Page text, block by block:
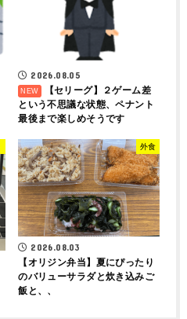
2026.08.05
【セリーグ】２ゲーム差
という不思議な状態、ペナント
最後まで楽しめそうです
外食
2026.08.03
【オリジン弁当】夏にぴったり
のバリューサラダと炊き込みご
飯と、、